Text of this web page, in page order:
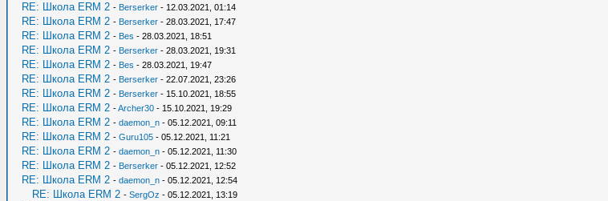
RE: Школа ERM 2 - Berserker - 12.03.2021, 01:14
RE: Школа ERM 2 - Berserker - 28.03.2021, 17:47
RE: Школа ERM 2 - Bes - 28.03.2021, 18:51
RE: Школа ERM 2 - Berserker - 28.03.2021, 19:31
RE: Школа ERM 2 - Bes - 28.03.2021, 19:47
RE: Школа ERM 2 - Berserker - 22.07.2021, 23:26
RE: Школа ERM 2 - Berserker - 15.10.2021, 18:55
RE: Школа ERM 2 -Archer30 - 15.10.2021, 19:29
RE: Школа ERM 2 - daemon_n - 05.12.2021, 09:11
RE: Школа ERM 2 - Guru105 - 05.12.2021, 11:21
RE: Школа ERM 2 - daemon_n - 05.12.2021, 11:30
RE: Школа ERM 2 - Berserker - 05.12.2021, 12:52
RE: Школа ERM 2 - daemon_n - 05.12.2021, 12:54
RE: Школа ERM 2 - SergOz - 05.12.2021, 13:19